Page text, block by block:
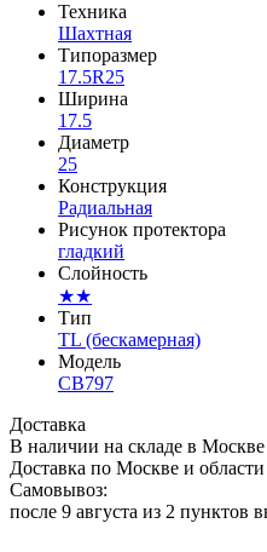
Техника
Шахтная
Типоразмер
17.5R25
Ширина
17.5
Диаметр
25
Конструкция
Радиальная
Рисунок протектора
гладкий
Слойность
★★
Тип
TL (бескамерная)
Модель
CB797
Доставка
В наличии на складе в
Доставка по Москве и области
Самовывоз:
после 9 августа из 2 пунктов